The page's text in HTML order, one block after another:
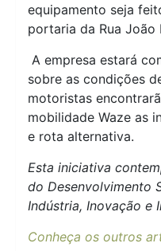
equipamento seja
portaria da Rua João
A empresa estará
sobre as condições
motoristas
mobilidade Waze as
e rota alternativa.
Esta iniciativa
do Desenvolvimento
Indústria, Inovação e
Conheça os outros